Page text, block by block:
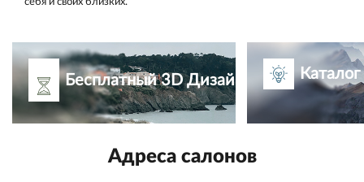
себя и своих близких.
Бесплатный 3D Дизайн-проект
Адреса салонов